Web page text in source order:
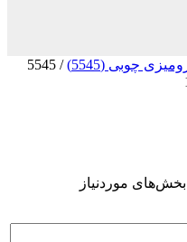
چوبی (5545) /
5545
بخش‌های موردنیاز